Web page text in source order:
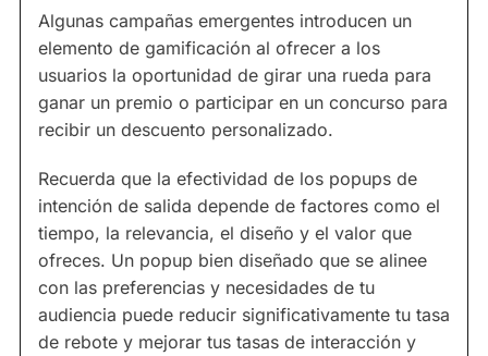
Algunas campañas emergentes introducen un
elemento de gamificación al ofrecer a los
usuarios la oportunidad de girar una rueda para
ganar un premio o participar en un concurso para
recibir un descuento personalizado.
Recuerda que la efectividad de los popups de
intención de salida depende de factores como el
tiempo, la relevancia, el diseño y el valor que
ofreces. Un popup bien diseñado que se alinee
con las preferencias y necesidades de tu
audiencia puede reducir significativamente tu tasa
de rebote y mejorar tus tasas de interacción y